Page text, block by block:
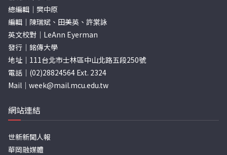
總編輯｜樊中原
編輯｜陳瑞斌、田美英、許棠詠
英文校對｜LeAnn Eyerman
發行｜銘傳大學
地址｜111台北市士林區中山北路五段250號
電話｜(02)28824564 Ext. 2324
Mail｜ week@mail.mcu.edu.tw
網站連結
世新新聞人報
華岡融媒體